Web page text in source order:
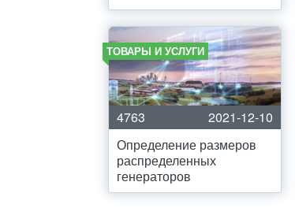
ТОВАРЫ И УСЛУГИ
4763
2021-12-10
Определение размеров
распределенных
генераторов